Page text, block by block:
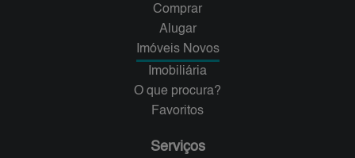
Comprar
Alugar
Imóveis Novos
Imobiliária
O que procura?
Favoritos
Serviços